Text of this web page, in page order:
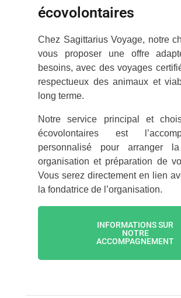
écovolontaires
Chez Sagittarius Voyage, notre
vous proposer une offre
besoins, avec des voyages
respectueux des animaux et
long terme.
Notre service principal et
écovolontaires est
personnalisé pour arranger la
organisation et préparation de
Vous serez directement en lien
la fondatrice de l’organisation.
INFORMATIONS SUR
NOTRE
ACCOMPAGNEMENT